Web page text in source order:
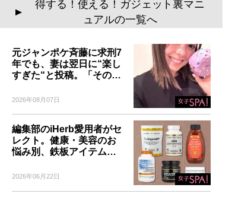
▲
得する！使える！ガジェット裏マニ
ュアルの一覧へ
元ジャンポケ斉藤に求刑7
年でも、妻は翌日に“楽し
すぎた“と投稿。「その…
2026年08月07日
編集部のiHerb愛用者がセ
レクト。健康・美容のお
悩み別、鉄板アイテム…
2026年06月22日